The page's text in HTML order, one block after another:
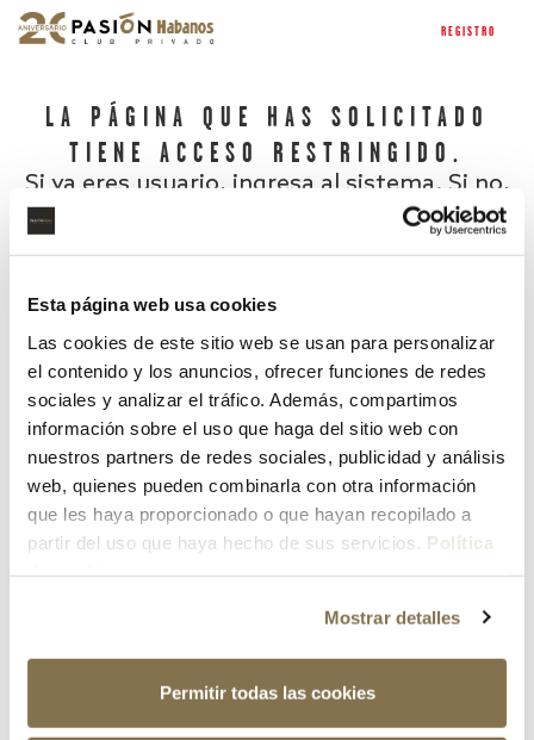
Esta página web usa cookies
Las cookies de este sitio web se usan para personalizar
el contenido y los anuncios, ofrecer funciones de redes
sociales y analizar el tráfico. Además, compartimos
información sobre el uso que haga del sitio web con
nuestros partners de redes sociales, publicidad y análisis
web, quienes pueden combinarla con otra información
que les haya proporcionado o que hayan recopilado a
partir del uso que haya hecho de sus servicios. Política
Mostrar detalles
Permitir todas las cookies
REGISTRO
LA PÁGINA QUE HAS SOLICITADO
TIENE ACCESO RESTRINGIDO.
Si ya eres usuario, ingresa al sistema. Si no,
¿Has olvidado tu contraseña?